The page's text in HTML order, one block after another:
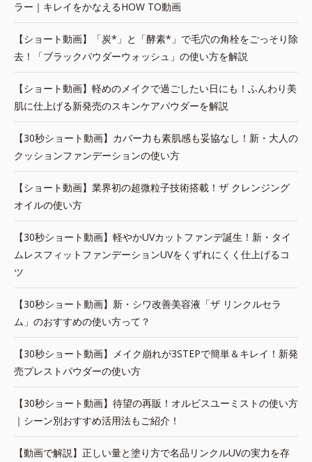
ラー｜キレイをかなえるHOW TO動画
【ショート動画】「炭*」と「酵素*」で毛穴の角栓をごっそり除
去！「ブラックパウダーウォッシュ」の使い方を解説
【ショート動画】軽めのメイクで過ごしたい日にも！ふんわり美
肌に仕上げる新発売のスキンケアパウダーを解説
【30秒ショート動画】カバー力も素肌感も妥協なし！新・大人の
クッションファンデーションの使い方
【ショート動画】業界初の超微粒子技術搭載！ザ クレンジング
オイルの使い方
【30秒ショート動画】軽やかUVカットファンデ誕生！新・タイ
ムレスフィットファンデーションUVをくずれにくく仕上げるコ
ツ
【30秒ショート動画】新・シワ改善美容液「ザ リンクルセラ
ム」のおすすめの使い方って？
【30秒ショート動画】メイク崩れが3STEPで簡単＆キレイ！新発
売プレストパウダーの使い方
【30秒ショート動画】待望の再販！オルビスユーミストの使い方
｜シーン別おすすめ活用法もご紹介！
【動画で解説】正しい量と塗り方で名品リンクルUVの実力を存